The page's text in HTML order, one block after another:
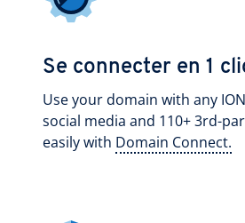
Se connecter en 1
Use your domain with any
social media and 110+ 3rd-
easily with Domain Connect.